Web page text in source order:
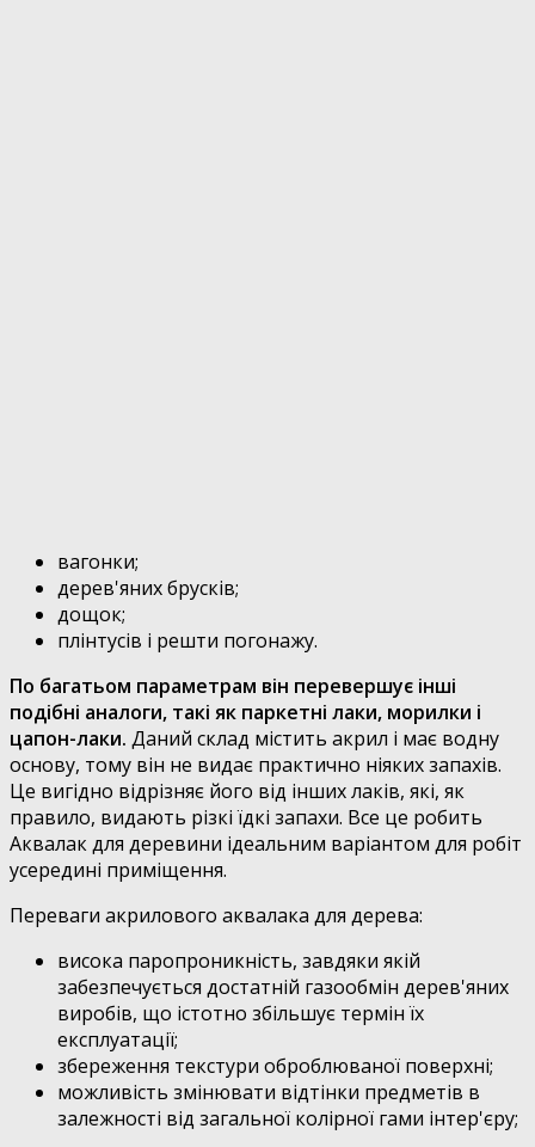
вагонки;
дерев'яних брусків;
дощок;
плінтусів і решти погонажу.
По багатьом параметрам він перевершує інші
подібні аналоги, такі як паркетні лаки, морилки і
цапон-лаки. Даний склад містить акрил і має водну
основу, тому він не видає практично ніяких запахів.
Це вигідно відрізняє його від інших лаків, які, як
правило, видають різкі їдкі запахи. Все це робить
Аквалак для деревини ідеальним варіантом для робіт
усередині приміщення.
Переваги акрилового аквалака для дерева:
висока паропроникність, завдяки якій
забезпечується достатній газообмін дерев'яних
виробів, що істотно збільшує термін їх
експлуатації;
збереження текстури оброблюваної поверхні;
можливість змінювати відтінки предметів в
залежності від загальної колірної гами інтер'єру;